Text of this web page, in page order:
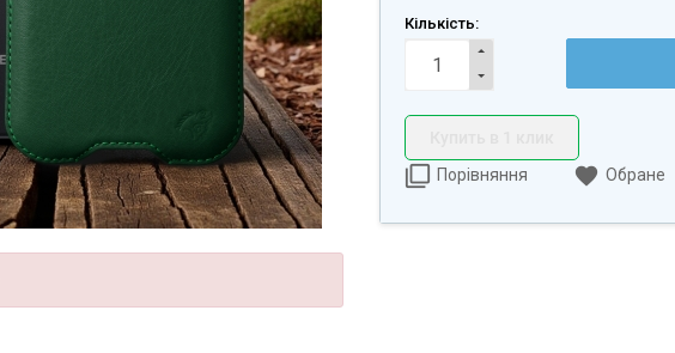
Кількість:
Порівняння
Обране